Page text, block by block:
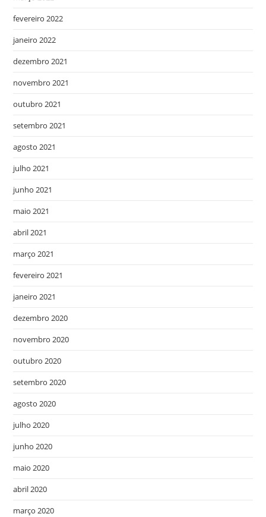
fevereiro 2022
janeiro 2022
dezembro 2021
novembro 2021
outubro 2021
setembro 2021
agosto 2021
julho 2021
junho 2021
maio 2021
abril 2021
março 2021
fevereiro 2021
janeiro 2021
dezembro 2020
novembro 2020
outubro 2020
setembro 2020
agosto 2020
julho 2020
junho 2020
maio 2020
abril 2020
março 2020